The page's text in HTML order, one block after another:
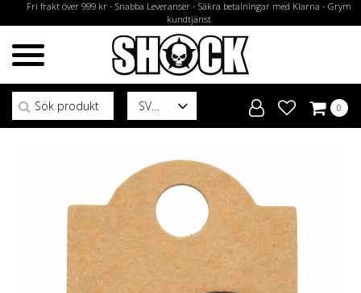
Fri frakt över 999 kr - Snabba Leveranser - Säkra betalningar med Klarna - Grym
kundtjänst
SV
Sök efter:
0